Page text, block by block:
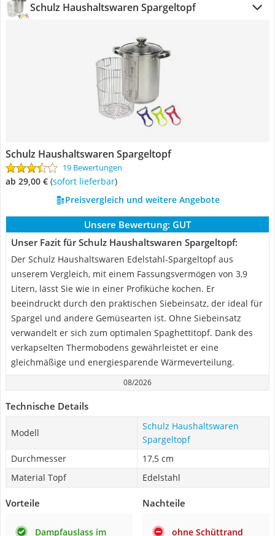
Schulz Haushaltswaren Spargeltopf
Schulz Haushaltswaren Spargeltopf
19 Bewertungen
ab 29,00 € ( Sofort lieferbar)
Preisvergleich und weitere Angebote
Unsere Bewertung: GUT
Unser Fazit für Schulz Haushaltswaren Spargeltopf:
Der Schulz Haushaltswaren Edelstahl-Spargeltopf aus
unserem Vergleich, mit einem Fassungsvermögen von 3,9
Litern, lässt Sie wie in einer Profiküche kochen. Er
beeindruckt durch den praktischen Siebeinsatz, der ideal für
Spargel und andere Gemüsearten ist. Ohne Siebeinsatz
verwandelt er sich zum optimalen Spaghettitopf. Dank des
verkapselten Thermobodens gewährleistet er eine
gleichmäßige und energiesparende Wärmeverteilung.
08/2026
Technische Details
Modell
Schulz Haushaltswaren
Spargeltopf
Durchmesser
17,5 cm
Material Topf
Edelstahl
Vorteile
Dampfauslass im
Nachteile
ohne Schüttrand